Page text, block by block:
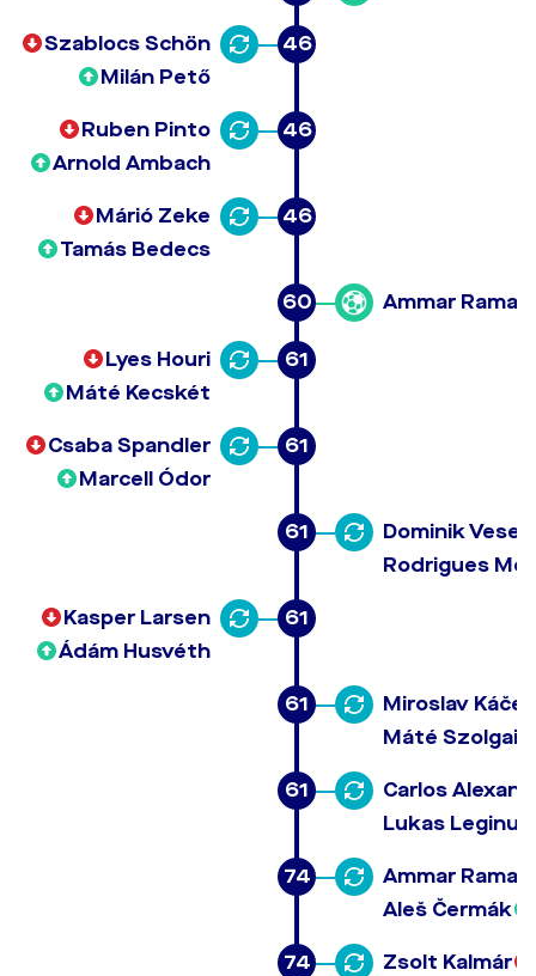
46
Szablocs Schön
Milán Pető
46
Ruben Pinto
Arnold Ambach
46
Márió Zeke
Tamás Bedecs
60 Ammar
61
Lyes Houri
Máté Kecskét
61
Csaba Spandler
Marcell Ódor
61
Dominik
Rodrigues
61
Kasper Larsen
Ádám Husvéth
61
Miroslav Káčer
Máté Szolgai
61
Carlos
Lukas Leginus
74
Ammar
Aleš Čermák
74
Zsolt Kalmár